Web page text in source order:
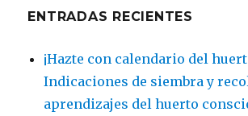
ENTRADAS RECIENTES
¡Hazte con calendario del
Indicaciones de siembra y
aprendizajes del huerto